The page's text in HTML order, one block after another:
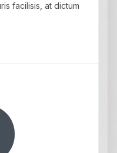
facilisis, at dictum